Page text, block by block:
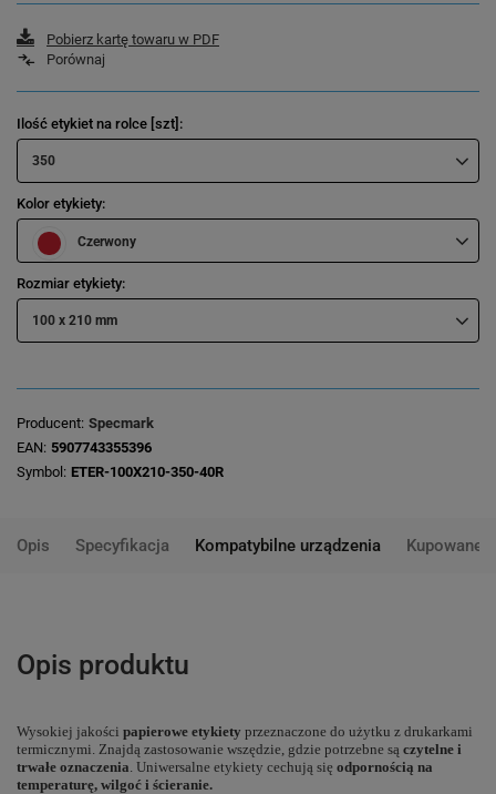
Pobierz kartę towaru w PDF
Porównaj
Ilość etykiet na rolce [szt]
350
Kolor etykiety
Czerwony
Rozmiar etykiety
100 x 210 mm
Producent Specmark
EAN 5907743355396
Symbol ETER-100X210-350-40R
Opis Specyfikacja Kompatybilne urządzenia Kupowane
Opis produktu
Wysokiej jakości papierowe etykiety przeznaczone do użytku z drukarkami
termicznymi. Znajdą zastosowanie wszędzie, gdzie potrzebne są czytelne i
trwałe oznaczenia . Uniwersalne etykiety cechują się odpornością na
temperaturę, wilgoć i ścieranie.